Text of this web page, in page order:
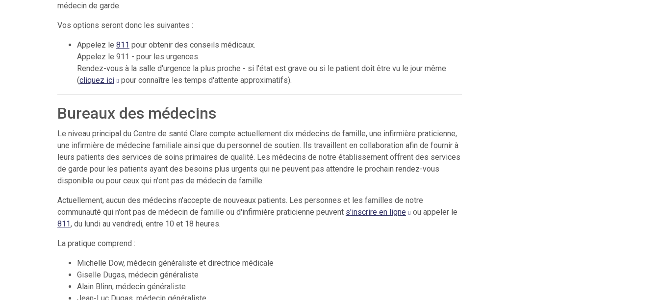
médecin de garde.
Vos options seront donc les suivantes :
Appelez le 811 pour obtenir des conseils médicaux.
Appelez le 911 - pour les urgences.
Rendez-vous à la salle d'urgence la plus proche - si l'état est grave ou si le patient doit être vu le jour même
(cliquez ici pour connaître les temps d'attente approximatifs).
Bureaux des médecins
Le niveau principal du Centre de santé Clare compte actuellement dix médecins de famille, une infirmière praticienne,
une infirmière de médecine familiale ainsi que du personnel de soutien. Ils travaillent en collaboration afin de fournir à
leurs patients des services de soins primaires de qualité. Les médecins de notre établissement offrent des services
de garde pour les patients ayant des besoins plus urgents qui ne peuvent pas attendre le prochain rendez-vous
disponible ou pour ceux qui n'ont pas de médecin de famille.
Actuellement, aucun des médecins n'accepte de nouveaux patients. Les personnes et les familles de notre
communauté qui n'ont pas de médecin de famille ou d'infirmière praticienne peuvent s'inscrire en ligne
ou appeler le
811, du lundi au vendredi, entre 10 et 18 heures.
La pratique comprend :
Michelle Dow, médecin généraliste et directrice médicale
Giselle Dugas, médecin généraliste
Alain Blinn, médecin généraliste
Jean-Luc Dugas, médecin généraliste